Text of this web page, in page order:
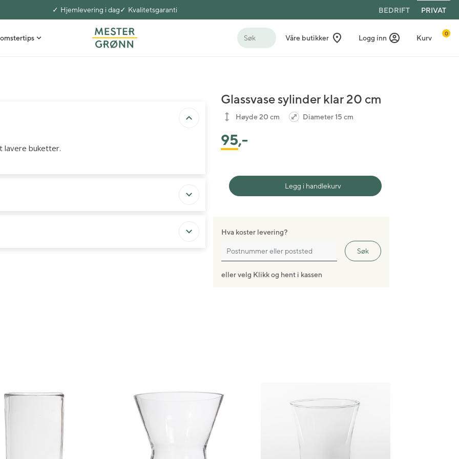
Hjemlevering i dag Kvalitetsgaranti BEDRIFT PRIVAT
Søk Våre butikker Logg inn Kurv
0
lavere buketter.
Glassvase sylinder klar 20 cm
Høyde 20 cm Diameter 15 cm
95,-
Legg i handlekurv
Hva koster levering?
Søk
eller velg Klikk og hent i kassen